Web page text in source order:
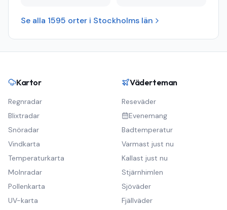
Se alla 1595 orter i Stockholms län
Kartor
Regnradar
Blixtradar
Snöradar
Vindkarta
Temperaturkarta
Molnradar
Pollenkarta
UV-karta
Väderteman
Reseväder
Evenemang
Badtemperatur
Varmast just nu
Kallast just nu
Stjärnhimlen
Sjöväder
Fjällväder